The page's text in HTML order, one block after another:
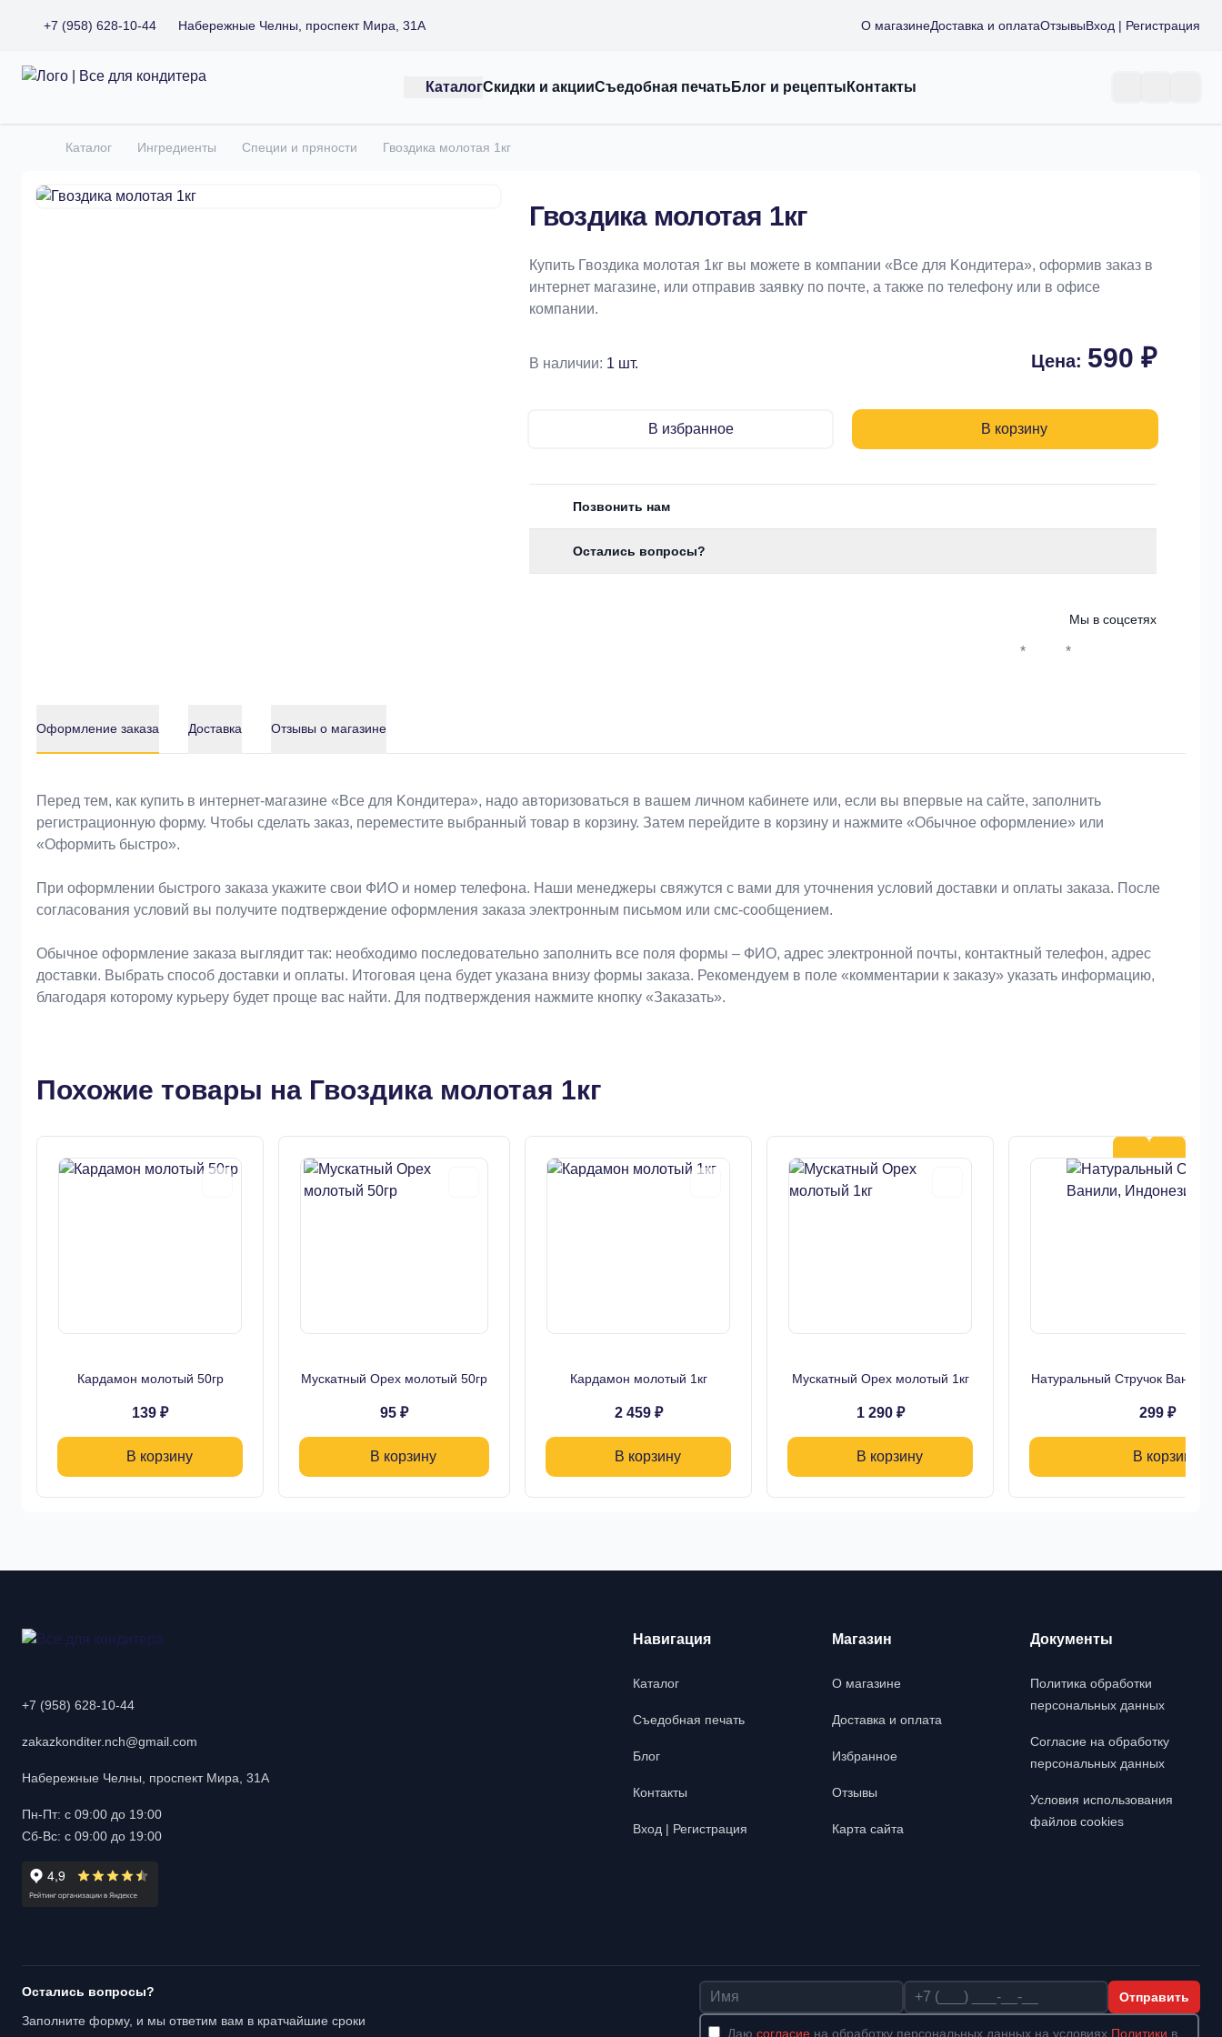
+7 (958) 628-10-44 Набережные Челны, проспект Мира, 31А О магазинеДоставка и оплатаОтзывыВход | Регистрация
Все для кондитера
КаталогСкидки и акцииСъедобная печатьБлог и рецепты Контакты
Главная
Каталог Ингредиенты Специи и пряности Гвоздика молотая 1кг
Гвоздика молотая 1кг
Купить Гвоздика молотая 1кг вы можете в компании «Bce для Koндитeрa», оформив заказ в
интернет магазине, или отправив заявку по почте, а также по телефону или в офисе
компании.
В наличии: 1 шт. Цена: 590 ₽
В избранное В корзину
Позвонить нам
Остались вопросы?
Мы в соцсетях
* *
Оформление заказа Доставка Отзывы о магазине
Оформление заказа
Перед тем, как купить в интернет-магазине «Bce для Koндитeрa», надо авторизоваться в вашем личном кабинете или, если вы впервые на сайте, заполнить
регистрационную форму. Чтобы сделать заказ, переместите выбранный товар в корзину. Затем перейдите в корзину и нажмите «Обычное оформление» или
«Оформить быстро».
При оформлении быстрого заказа укажите свои ФИО и номер телефона. Наши менеджеры свяжутся с вами для уточнения условий доставки и оплаты заказа. После
согласования условий вы получите подтверждение оформления заказа электронным письмом или смс-сообщением.
Обычное оформление заказа выглядит так: необходимо последовательно заполнить все поля формы – ФИО, адрес электронной почты, контактный телефон, адрес
доставки. Выбрать способ доставки и оплаты. Итоговая цена будет указана внизу формы заказа. Рекомендуем в поле «комментарии к заказу» указать информацию,
благодаря которому курьеру будет проще вас найти. Для подтверждения нажмите кнопку «Заказать».
Похожие товары на Гвоздика молотая 1кг
Кардамон молотый 50гр
139 ₽
В корзину
Мускатный Орех молотый 50гр
95 ₽
В корзину
Кардамон молотый 1кг
2 459 ₽
В корзину
Мускатный Орех молотый 1кг
1 290 ₽
В корзину
Натуральный Стручок Ванили,
299 ₽
В корзину
+7 (958) 628-10-44
zakazkonditer.nch@gmail.com
Набережные Челны, проспект Мира, 31А
Пн-Пт: с 09:00 до 19:00
Сб-Вс: с 09:00 до 19:00
Навигация
Каталог
Съедобная печать
Блог
Контакты
Вход | Регистрация
Магазин
О магазине
Доставка и оплата
Избранное
Отзывы
Карта сайта
Документы
Политика обработки
персональных данных
Согласие на обработку
персональных данных
Условия использования
файлов cookies
Остались вопросы?
Заполните форму, и мы ответим вам в кратчайшие сроки
Имя Телефон Отправить
Даю согласие на обработку персональных данных на условиях Политики в